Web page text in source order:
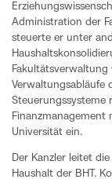
Administration der
steuerte er unter
Verwaltungsabläufe
Steuerungssysteme
Universität ein.
Der Kanzler leitet
Haushalt der BHT.